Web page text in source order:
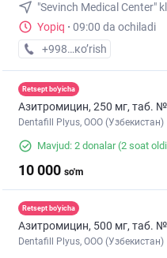
"Sevinch Medical Center"
Yopiq · 09:00 da ochiladi
+998 (99) XXX-XX-XX
кo’rish
Retsept bo'yicha
Азитромицин, 250 мг, таб.
Dentafill Plyus, ООО (Узбекистан)
Mavjud: 2 donalar(2 soat
10 000 so'm
Retsept bo'yicha
Азитромицин, 500 мг, таб.
Dentafill Plyus, ООО (Узбекистан)